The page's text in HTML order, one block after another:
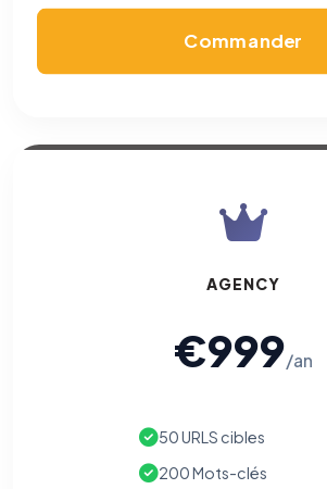
Commander
AGENCY
€999/an
50 URLS cibles
200 Mots-clés
mesurer l'efficacité de nos campagnes
traçants (Art. 82 loi Informatique et Libertés ;
vous opposer à ce suivi ») — sans vous
contact@logicielreferencement.com
(section Traceurs dans les